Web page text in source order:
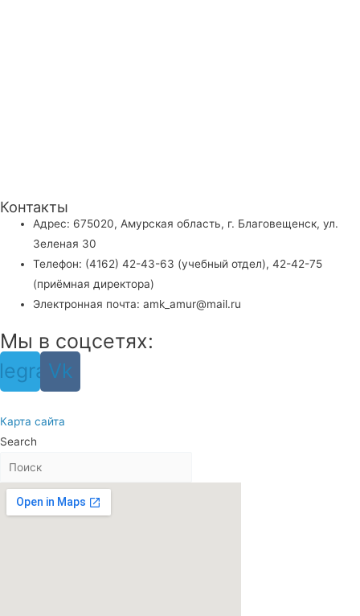
Контакты
Адрес: 675020, Амурская область, г. Благовещенск, ул.
Зеленая 30
Телефон: (4162) 42-43-63 (учебный отдел), 42-42-75
(приёмная директора)
Электронная почта: amk_amur@mail.ru
Мы в соцсетях:
Vk
Карта сайта
Search